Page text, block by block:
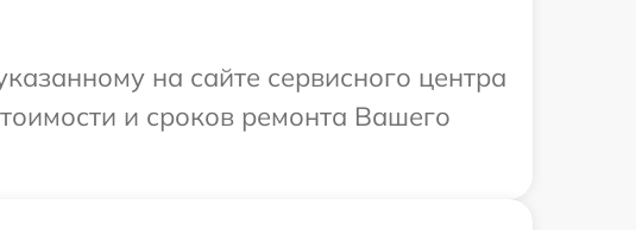
на сайте сервисного центра
и сроков ремонта Вашего